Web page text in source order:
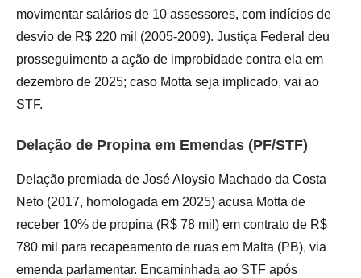
movimentar salários de 10 assessores, com indícios de
desvio de R$ 220 mil (2005-2009). Justiça Federal deu
prosseguimento a ação de improbidade contra ela em
dezembro de 2025; caso Motta seja implicado, vai ao
STF.
Delação de Propina em Emendas (PF/STF)
Delação premiada de José Aloysio Machado da Costa
Neto (2017, homologada em 2025) acusa Motta de
receber 10% de propina (R$ 78 mil) em contrato de R$
780 mil para recapeamento de ruas em Malta (PB), via
emenda parlamentar. Encaminhada ao STF após